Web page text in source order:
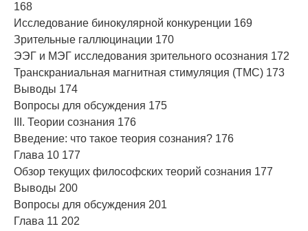
168
Исследование бинокулярной конкуренции 169
Зрительные галлюцинации 170
ЭЭГ и МЭГ исследования зрительного осознания 172
Транскраниальная магнитная стимуляция (ТМС) 173
Выводы 174
Вопросы для обсуждения 175
III. Теории сознания 176
Введение: что такое теория сознания? 176
Глава 10 177
Обзор текущих философских теорий сознания 177
Выводы 200
Вопросы для обсуждения 201
Глава 11 202